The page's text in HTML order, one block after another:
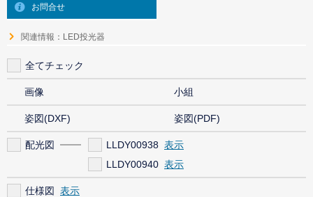
お問合せ
関連情報：LED投光器
全てチェック
画像 小組
姿図(DXF) 姿図(PDF)
配光図
LLDY00938
LLDY00940
仕様図